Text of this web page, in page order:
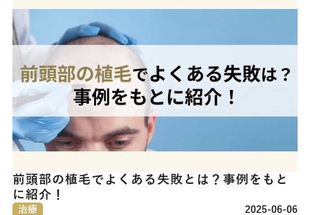
前頭部の植毛でよくある失敗とは？事例をもと
に紹介！
治療 2025-06-06